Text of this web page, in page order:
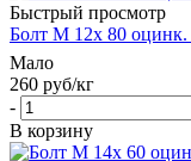
Быстрый просмотр
Болт М 12х 80
Мало
260 руб/кг
-
В корзину